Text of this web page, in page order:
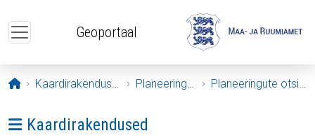
Geoportaal
Avaleht
Kaardirakendused Planeeringud Planeeringute otsing
Ava menüü: Kaardirakendused
Kaardirakendused